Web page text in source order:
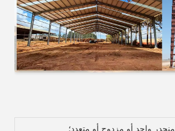
منحدر واحد أو مزدوج أو متعدد؛